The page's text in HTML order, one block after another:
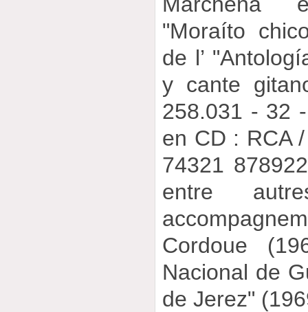
"Moraíto
de l’
y cante
258.031 - 32
en CD : RCA
74321
entre
Cordoue
Nacional de
de Jerez"